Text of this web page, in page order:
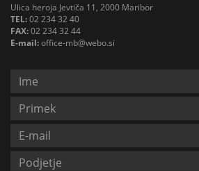
Ulica heroja Jevtiča 11, 2000 Maribor
TEL:02 234 32 40
FAX:02 234 32 44
E-mail:office-mb@webo.si